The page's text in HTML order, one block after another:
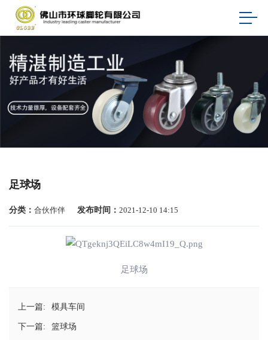
足球场
分类： 合伙作伴 发布时间： 2021-12-10 14:15
足球场
上一篇: 模具车间
下一篇: 篮球场